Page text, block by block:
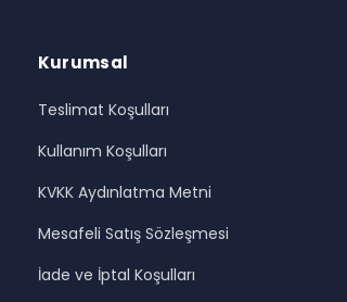
Kurumsal
Teslimat Koşulları
Kullanım Koşulları
KVKK Aydınlatma Metni
Mesafeli Satış Sözleşmesi
İade ve İptal Koşulları